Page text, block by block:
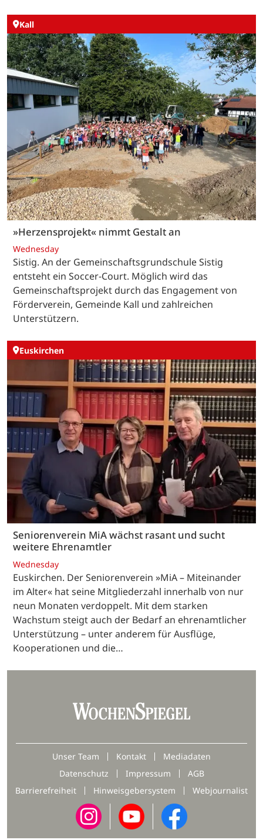
Kall
»Herzensprojekt« nimmt Gestalt an
Wednesday
Sistig. An der Gemeinschaftsgrundschule Sistig
entsteht ein Soccer-Court. Möglich wird das
Gemeinschaftsprojekt durch das Engagement von
Förderverein, Gemeinde Kall und zahlreichen
Unterstützern.
Euskirchen
Seniorenverein MiA wächst rasant und sucht
weitere Ehrenamtler
Wednesday
Euskirchen. Der Seniorenverein »MiA – Miteinander
im Alter« hat seine Mitgliederzahl innerhalb von nur
neun Monaten verdoppelt. Mit dem starken
Wachstum steigt auch der Bedarf an ehrenamtlicher
Unterstützung – unter anderem für Ausflüge,
Kooperationen und die…
Unser Team Kontakt
Mediadaten
Datenschutz
Impressum
AGB
Barrierefreiheit
Hinweisgebersystem Webjournalist